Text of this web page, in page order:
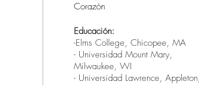
Corazón
Educación:
-Elms College, Chicopee, MA
- Universidad Mount Mary,
Milwaukee, WI
- Universidad Lawrence,